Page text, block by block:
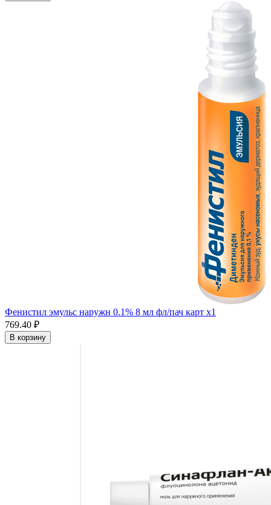
Фенистил эмульс наружн 0.1% 8 мл фл/пач карт x1
769.40 ₽
В корзину